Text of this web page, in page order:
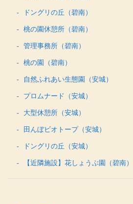
ドングリの丘（碧南）
桃の園休憩所（碧南）
管理事務所（碧南）
桃の園（碧南）
自然ふれあい生態園（安城）
プロムナード（安城）
大型休憩所（安城）
田んぼビオトープ（安城）
ドングリの丘（安城）
【近隣施設】花しょうぶ園（碧南）